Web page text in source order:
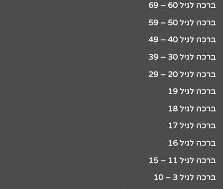
ברכה לגיל 60 – 69
ברכה לגיל 50 – 59
ברכה לגיל 40 – 49
ברכה לגיל 30 – 39
ברכה לגיל 20 – 29
ברכה לגיל 19
ברכה לגיל 18
ברכה לגיל 17
ברכה לגיל 16
ברכה לגיל 11 – 15
ברכה לגיל 3 – 10